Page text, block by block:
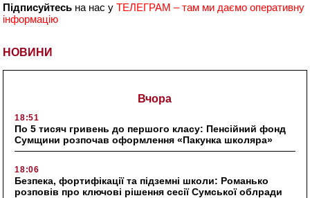
НОВИНИ
Вчора
18:51
По 5 тисяч гривень до першого класу: Пенсійний фонд
Сумщини розпочав оформлення «Пакунка школяра»
18:06
Безпека, фортифікації та підземні школи: Романько
розповів про ключові рішення сесії Сумської облради
Підписуйтесь на нас уТЕЛЕГРАМ – там ми даємо оперативну
інформацію